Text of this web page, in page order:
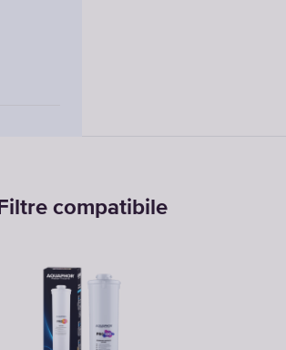
Filtre compatibile